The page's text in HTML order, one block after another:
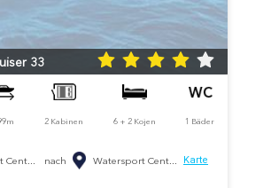
33
2 Kabinen 6 + 2 Kojen 1 Bäder
Cent... nach Watersport Cent... Karte